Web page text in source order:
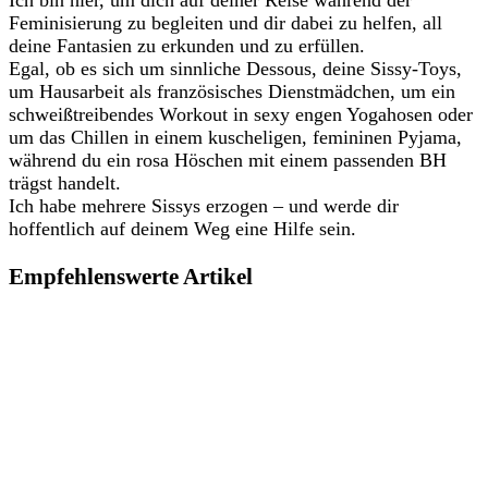
Feminisierung zu begleiten und dir dabei zu helfen, all
deine Fantasien zu erkunden und zu erfüllen.
Egal, ob es sich um sinnliche Dessous, deine Sissy-Toys,
um Hausarbeit als französisches Dienstmädchen, um ein
schweißtreibendes Workout in sexy engen Yogahosen oder
um das Chillen in einem kuscheligen, femininen Pyjama,
während du ein rosa Höschen mit einem passenden BH
trägst handelt.
Ich habe mehrere Sissys erzogen – und werde dir
hoffentlich auf deinem Weg eine Hilfe sein.
Empfehlenswerte Artikel